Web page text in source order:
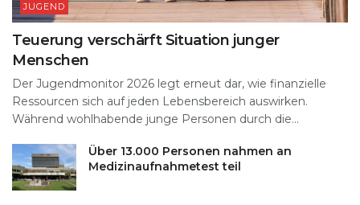
JUGEND
Teuerung verschärft Situation junger
Menschen
Der Jugendmonitor 2026 legt erneut dar, wie finanzielle
Ressourcen sich auf jeden Lebensbereich auswirken.
Während wohlhabende junge Personen durch die...
Über 13.000 Personen nahmen an
Medizinaufnahmetest teil